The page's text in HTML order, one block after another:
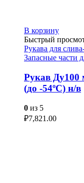
В корзину
Быстрый
Рукава для
Запасные части
Рукав Ду100
(до -54ºС) н/в
0 из 5
₽7,821.00